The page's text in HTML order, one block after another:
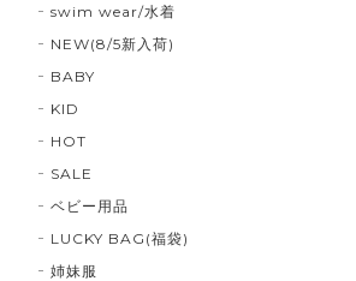
swim wear/水着
NEW(8/5新入荷)
BABY
KID
HOT
SALE
ベビー用品
LUCKY BAG(福袋)
姉妹服